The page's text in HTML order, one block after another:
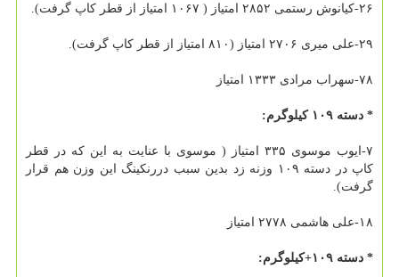
۲۶-كیانوش رستمی ۲۸۵۲ امتیاز ( ۱۰۶۷ امتیاز از قطر كاپ گرفت).
۲۹-علی میری ۲۷۰۶ امتیاز (۸۱۰ امتیاز از قطر كاپ گرفت).
۷۸-سهراب مرادی ۱۳۳۳ امتیاز
* دسته ۱۰۹ كیلوگرم:
۷-ایوب موسوی ۳۳۵ امتیاز ( موسوی با عنایت به این كه در قطر
كاپ در دسته ۱۰۹ وزنه زد بدین سبب دررنكینگ این وزن هم قرار
گرفت).
۱۸-علی هاشمی ۲۷۷۸ امتیاز
* دسته ۱۰۹+كیلوگرم: